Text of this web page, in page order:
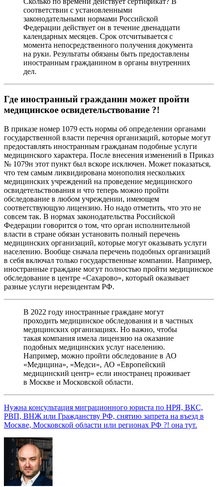
соответствии с установленными
законодательными нормами Российской
Федерации действует он в течение двенадцати
календарных месяцев. Срок отсчитывается с
момента непосредственного получения документа
на руки. Результаты обязаны быть предоставлены
иностранным гражданином в органы внутренних
дел.
Где иностранный гражданин может пройти
медицинское освидетельствование ?!
В приказе номер 1079 есть нормы об определении органами
государственной власти перечня организаций, которые могут
предоставлять иностранным гражданам подобные услуги
медицинского характера. После внесения изменений в Приказ
№ 1079н этот пункт был вскоре исключен. Может показаться,
что тем самым ликвидирована монополия нескольких
медицинских учреждений на проведение медицинского
освидетельствования и что теперь можно пройти
обследование в любом учреждении, имеющем
соответствующую лицензию. Но надо отметить, что это не
совсем так. В нормах законодательства Российской
Федерации говорится о том, что орган исполнительной
власти в стране обязан установить полный перечень
медицинских организаций, которые могут оказывать услуги
населению. Вообще сначала перечень подобных организаций
в себя включал только государственные компании. Например,
иностранные граждане могут полностью пройти медицинское
обследование в центре «Сахарово», который оказывает
разные услуги нерезидентам РФ.
В 2022 году иностранные граждане могут
проходить медицинское обследования и в частных
медицинских организациях. Но важно, чтобы
такая компания имела лицензию на оказание
подобных медицинских услуг населению.
Например, можно пройти обследование в АО
«Медицина», «Медси», АО «Европейский
медицинский центр» если иностранец проживает
в Москве и Московской области.
Нужна консультация миграционного юриста по НРЯ, ВКС,
РВП, ВНЖ или Гражданству РФ, снятию запрета на въезд в
Москве, Московской области или регионах РФ ?! она тут.